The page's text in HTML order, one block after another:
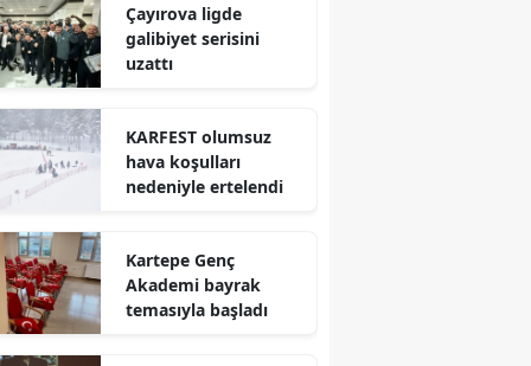
Kastamonu
Kırklareli
Kırşehir
Konya
Çayırova ligde
galibiyet serisini
uzattı
KARFEST olumsuz
hava koşulları
nedeniyle ertelendi
Kartepe Genç
Akademi bayrak
temasıyla başladı